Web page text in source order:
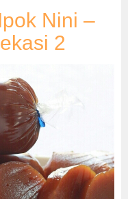
Nini –
2